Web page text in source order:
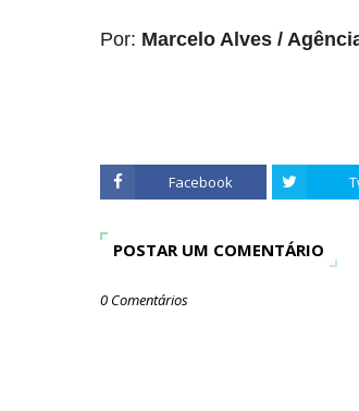
Por: Marcelo Alves /
Facebook
POSTAR UM COMENTÁRIO
0 Comentários